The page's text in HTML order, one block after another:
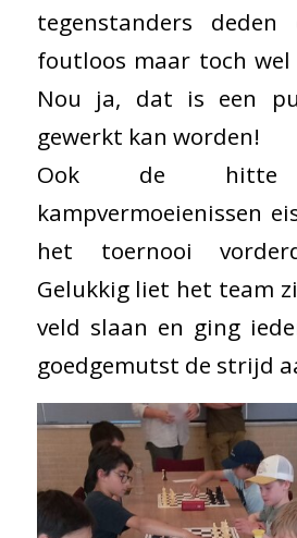
tegenstanders
foutloos maar toch
Nou ja, dat is een
gewerkt kan worden!
Ook de
kampvermoeienissen
het toernooi
Gelukkig liet het team
veld slaan en ging
goedgemutst de strijd